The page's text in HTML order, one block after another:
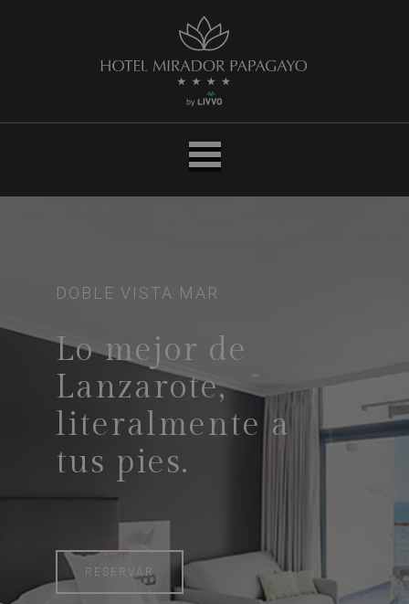
Hotel
LIVVO
Mirador
DOBLE VISTA MAR
Lo mejor de
Lanzarote,
literalmente a
tus pies.
RESERVAR